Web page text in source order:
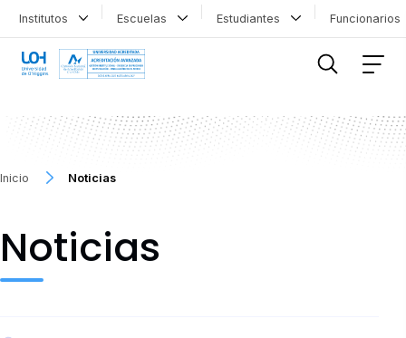
Institutos Escuelas Estudiantes
Inicio Noticias
Noticias